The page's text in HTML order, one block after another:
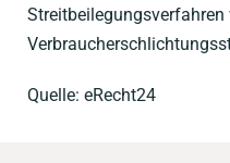
Streitbeilegungsverfahren
Quelle: eRecht24